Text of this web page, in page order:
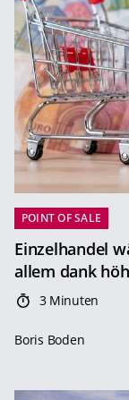
POINT OF SALE
Einzelhandel
allem dank
3 Minuten
Boris Boden